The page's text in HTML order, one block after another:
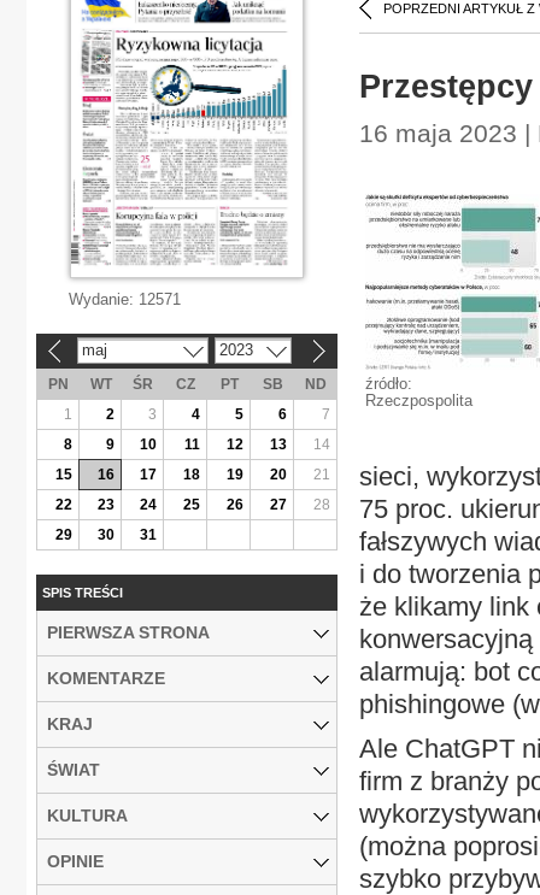
POPRZEDNI ARTYKUŁ Z
16 maja 2023 |
źródło:
Rzeczpospolita
sieci,
75 proc.
fałszywych
i do tworzenia
że klikamy link
alarmują: bot
phishingowe
Ale ChatGPT
firm z branży
(można
szybko
Wydanie: 12571
maj 2023
PN WT ŚR CZ PT SB
ND
1
2 3 4 5 6
7
8
9 10 11 12 13
14
15
16 17 18 19 20
21
22
23 24 25 26 27
28
29
30 31
SPIS TREŚCI
PIERWSZA STRONA
KOMENTARZE
KRAJ
ŚWIAT
KULTURA
OPINIE